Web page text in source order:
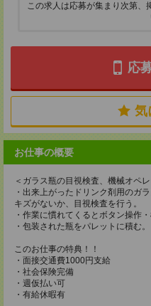
この求人は応募が集まり次第、
応
気
お仕事の概要
＜ガラス瓶の目視検査、機械オペ
・出来上がったドリンク剤用のガ
キズがないか、目視検査を行う。
・作業に慣れてくるとボタン操作
・包装された瓶をパレットに積む。
このお仕事の特典！！
・面接交通費1000円支給
・社会保険完備
・週仮払い可
・有給休暇有